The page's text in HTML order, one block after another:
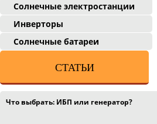
Солнечные электростанции
Инверторы
Солнечные батареи
СТАТЬИ
Что выбрать: ИБП или генератор?